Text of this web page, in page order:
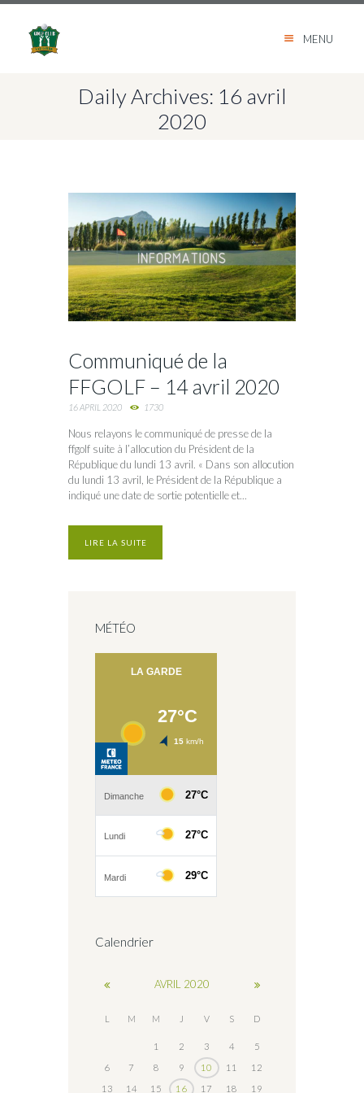
MENU
Daily Archives: 16 avril
2020
Communiqué de la
FFGOLF – 14 avril 2020
16 APRIL 2020 1730
Nous relayons le communiqué de presse de la
ffgolf suite à l’allocution du Président de la
République du lundi 13 avril. « Dans son allocution
du lundi 13 avril, le Président de la République a
indiqué une date de sortie potentielle et...
LIRE LA SUITE
MÉTÉO
Calendrier
AVRIL 2020
L M M J V S D
1 2 3 4
5
6
7 8 9 10 11
12
13
14 15 16 17 18 19